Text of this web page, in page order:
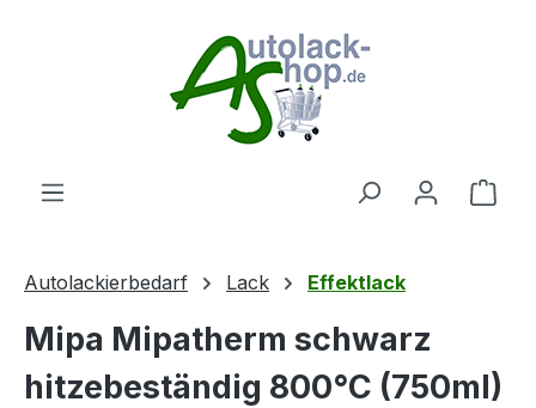
Autolackierbedarf Lack Effektlack
Mipa Mipatherm schwarz
hitzebeständig 800°C (750ml)